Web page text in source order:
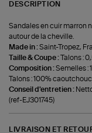
DESCRIPTION
Sandales en cuir marron
autour de la cheville.
Made in :Saint-Tropez,
Taille & Coupe :
Talons :
Composition :Semelles :
Talons : 100%
Conseil d'entretien :
(ref-EJ301745)
LIVRAISON ET